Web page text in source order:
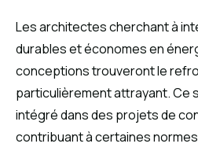
Les architectes cherchant à
durables et économes en
conceptions trouveront le
particulièrement attrayant. Ce
intégré dans des projets de
contribuant à certaines